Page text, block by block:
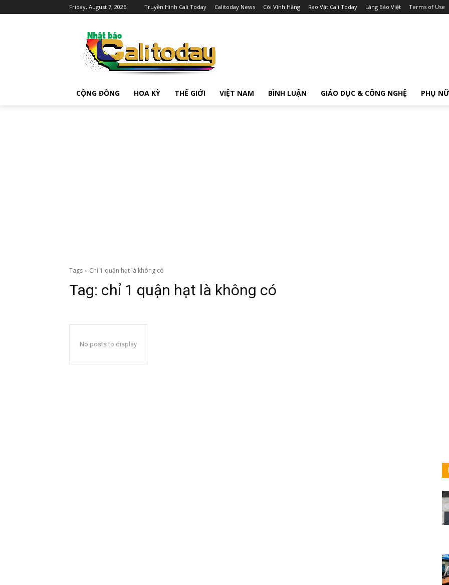
Friday, August 7, 2026 Truyền Hình Cali Today Calitoday News Cõi Vĩnh Hằng Rao Vặt Cali Today Làng Báo Việt Terms of Use
CỘNG ĐỒNG HOA KỲ THẾ GIỚI VIỆT NAM BÌNH LUẬN GIÁO DỤC & CÔNG NGHỆ PHỤ NỮ
Tags Chỉ 1 quận hạt là không có
Tag: chỉ 1 quận hạt là không có
No posts to display